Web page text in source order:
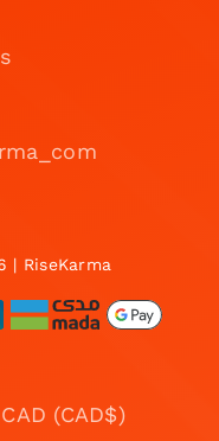
| RiseKarma
CAD (CAD$)